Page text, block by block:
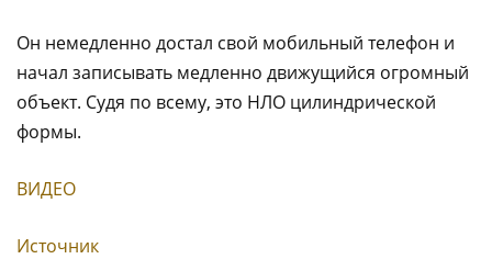
Он немедленно достал свой мобильный телефон и
начал записывать медленно движущийся огромный
объект. Судя по всему, это НЛО цилиндрической
формы.
ВИДЕО
Источник